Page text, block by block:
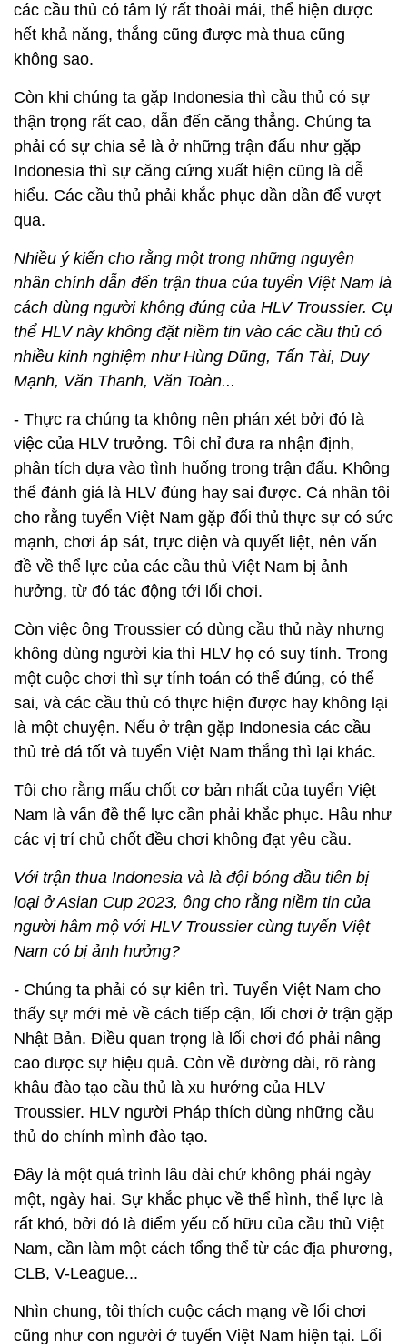
các cầu thủ có tâm lý rất thoải mái, thể hiện được
hết khả năng, thắng cũng được mà thua cũng
không sao.
Còn khi chúng ta gặp Indonesia thì cầu thủ có sự
thận trọng rất cao, dẫn đến căng thẳng. Chúng ta
phải có sự chia sẻ là ở những trận đấu như gặp
Indonesia thì sự căng cứng xuất hiện cũng là dễ
hiểu. Các cầu thủ phải khắc phục dần dần để vượt
qua.
Nhiều ý kiến cho rằng một trong những nguyên
nhân chính dẫn đến trận thua của tuyển Việt Nam là
cách dùng người không đúng của HLV Troussier. Cụ
thể HLV này không đặt niềm tin vào các cầu thủ có
nhiều kinh nghiệm như Hùng Dũng, Tấn Tài, Duy
Mạnh, Văn Thanh, Văn Toàn...
- Thực ra chúng ta không nên phán xét bởi đó là
việc của HLV trưởng. Tôi chỉ đưa ra nhận định,
phân tích dựa vào tình huống trong trận đấu. Không
thể đánh giá là HLV đúng hay sai được. Cá nhân tôi
cho rằng tuyển Việt Nam gặp đối thủ thực sự có sức
mạnh, chơi áp sát, trực diện và quyết liệt, nên vấn
đề về thể lực của các cầu thủ Việt Nam bị ảnh
hưởng, từ đó tác động tới lối chơi.
Còn việc ông Troussier có dùng cầu thủ này nhưng
không dùng người kia thì HLV họ có suy tính. Trong
một cuộc chơi thì sự tính toán có thể đúng, có thể
sai, và các cầu thủ có thực hiện được hay không lại
là một chuyện. Nếu ở trận gặp Indonesia các cầu
thủ trẻ đá tốt và tuyển Việt Nam thắng thì lại khác.
Tôi cho rằng mấu chốt cơ bản nhất của tuyển Việt
Nam là vấn đề thể lực cần phải khắc phục. Hầu như
các vị trí chủ chốt đều chơi không đạt yêu cầu.
Với trận thua Indonesia và là đội bóng đầu tiên bị
loại ở Asian Cup 2023, ông cho rằng niềm tin của
người hâm mộ với HLV Troussier cùng tuyển Việt
Nam có bị ảnh hưởng?
- Chúng ta phải có sự kiên trì. Tuyển Việt Nam cho
thấy sự mới mẻ về cách tiếp cận, lối chơi ở trận gặp
Nhật Bản. Điều quan trọng là lối chơi đó phải nâng
cao được sự hiệu quả. Còn về đường dài, rõ ràng
khâu đào tạo cầu thủ là xu hướng của HLV
Troussier. HLV người Pháp thích dùng những cầu
thủ do chính mình đào tạo.
Đây là một quá trình lâu dài chứ không phải ngày
một, ngày hai. Sự khắc phục về thể hình, thể lực là
rất khó, bởi đó là điểm yếu cố hữu của cầu thủ Việt
Nam, cần làm một cách tổng thể từ các địa phương,
CLB, V-League...
Nhìn chung, tôi thích cuộc cách mạng về lối chơi
cũng như con người ở tuyển Việt Nam hiện tại. Lối